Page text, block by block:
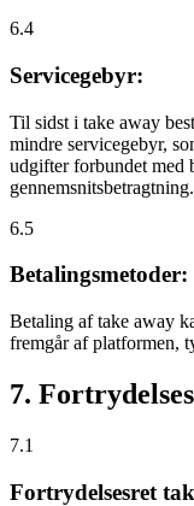
6.4
Servicegebyr:
Til sidst i take away
mindre servicegebyr,
udgifter forbundet med
gennemsnitsbetragtning.
6.5
Betalingsmetoder:
Betaling af take away
fremgår af platformen,
7.
7.1
Fortrydelsesret